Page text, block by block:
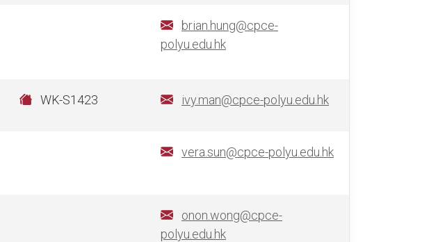
brian.hung@cpce-
polyu.edu.hk
WK-S1423 ivy.man@cpce-polyu.edu.hk
vera.sun@cpce-polyu.edu.hk
onon.wong@cpce-
polyu.edu.hk